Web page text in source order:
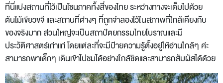
ที่นี่แบ่งสถานที่ไว้เป็นโซนภาคทั้งสี่ของไทย ระหว่างทางจะเต็มไปด้วย
ต้นไม้เขียวขจี และสถานที่ต่างๆ ที่ถูกจำลองไว้ในสภาพที่ใกล้เคียงกับ
ของจริงมาก ส่วนใหญ่จะเป็นสถาปัตยกรรมไทยโบราณและมี
ประวัติศาสตร์เก่าแก่ โดยแต่ละที่จะมีป้ายความรู้ตั้งอยู่ให้อ่านใกล้ๆ ค่ะ
สามารถพาเด็กๆ เดินเข้าไปชมได้อย่างใกล้ชิดและสามารถสัมผัสได้ด้วย